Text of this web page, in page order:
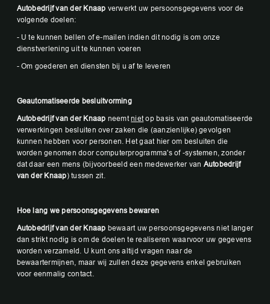
Autobedrijf van der Knaap verwerkt uw persoonsgegevens voor de
volgende doelen:
- U te kunnen bellen of e-mailen indien dit nodig is om onze
dienstverlening uit te kunnen voeren
- Om goederen en diensten bij u af te leveren
Geautomatiseerde besluitvorming
Autobedrijf van der Knaap neemtnietop basis van geautomatiseerde
verwerkingen besluiten over zaken die (aanzienlijke) gevolgen
kunnen hebben voor personen. Het gaat hier om besluiten die
worden genomen door computerprogramma's of -systemen, zonder
dat daar een mens (bijvoorbeeld een medewerker van Autobedrijf
van der Knaap) tussen zit.
Hoe lang we persoonsgegevens bewaren
Autobedrijf van der Knaap bewaart uw persoonsgegevens niet langer
dan strikt nodig is om de doelen te realiseren waarvoor uw gegevens
worden verzameld. U kunt ons altijd vragen naar de
bewaartermijnen, maar wij zullen deze gegevens enkel gebruiken
voor eenmalig contact.